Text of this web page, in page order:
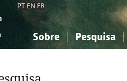
PT EN FR
Sobre Pesquisa